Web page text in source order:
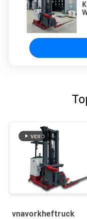
vnavorkheftruck